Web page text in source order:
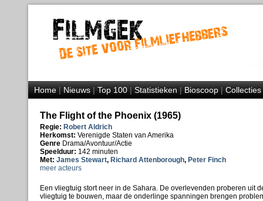
Home|Nieuws|Top 100|Statistieken|Bioscoop|Collecties
The Flight of the Phoenix (1965)
Regie: Robert Aldrich
Herkomst: Verenigde Staten van Amerika
Genre Drama/Avontuur/Actie
Speelduur: 142 minuten
Met: James Stewart, Richard Attenborough, Peter Finch
meer acteurs
Een vliegtuig stort neer in de Sahara. De overlevenden proberen uit
vliegtuig te bouwen, maar de onderlinge spanningen brengen